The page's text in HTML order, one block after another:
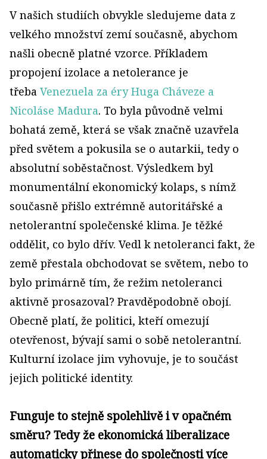
V našich studiích obvykle sledujeme data z
velkého množství zemí současně, abychom
našli obecně platné vzorce. Příkladem
propojení izolace a netolerance je
třeba Venezuela za éry Huga Cháveze a
Nicoláse Madura. To byla původně velmi
bohatá země, která se však značně uzavřela
před světem a pokusila se o autarkii, tedy o
absolutní soběstačnost. Výsledkem byl
monumentální ekonomický kolaps, s nímž
současně přišlo extrémně autoritářské a
netolerantní společenské klima. Je těžké
oddělit, co bylo dřív. Vedl k netoleranci fakt, že
země přestala obchodovat se světem, nebo to
bylo primárně tím, že režim netoleranci
aktivně prosazoval? Pravděpodobně obojí.
Obecně platí, že politici, kteří omezují
otevřenost, bývají sami o sobě netolerantní.
Kulturní izolace jim vyhovuje, je to součást
jejich politické identity.
Funguje to stejně spolehlivě i v opačném
směru? Tedy že ekonomická liberalizace
automaticky přinese do společnosti více